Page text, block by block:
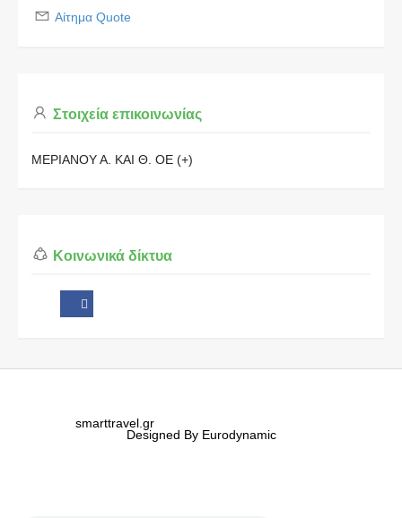
Αίτημα Quote
Στοιχεία επικοινωνίας
ΜΕΡΙΑΝΟΥ Α. ΚΑΙ Θ. ΟΕ (+)
Κοινωνικά δίκτυα
smarttravel.gr
Designed By Eurodynamic